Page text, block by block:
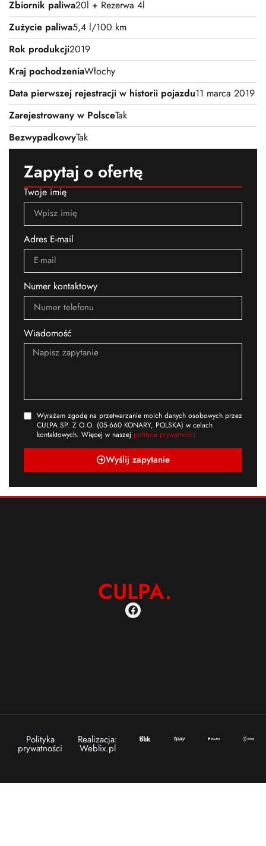
Zbiornik paliwa20l + Rezerwa 4l
Zużycie paliwa5,4 l/100 km
Rok produkcji2019
Kraj pochodzeniaWłochy
Data pierwszej rejestracji w historii pojazdu11 marca 2019
Zarejestrowany w PolsceTak
BezwypadkowyTak
Zapytaj o ofertę
Twoje imię
Adres E-mail
Numer kontaktowy
Wiadomość
Wyrażam zgodę na przetwarzanie moich danych osobowych przez
CULPA SP. Z O.O. (05-660 KONARY, POLSKA) w celach
kontaktowych. Więcej w naszej polityce prywatności.
Wyślij zapytanie
CULPA.
Polityka
prywatności
Realizacja:
Weblix.pl